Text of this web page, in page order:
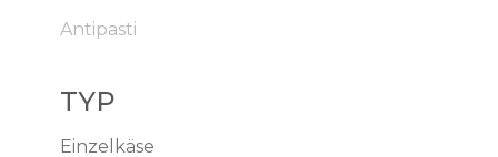
Antipasti
TYP
Einzelkäse